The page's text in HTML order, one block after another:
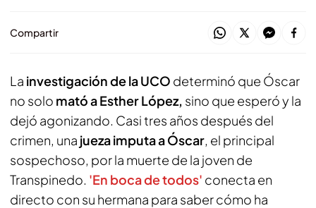
Compartir
La investigación de la UCO determinó que Óscar
no solo mató a Esther López, sino que esperó y la
dejó agonizando. Casi tres años después del
crimen, una jueza imputa a Óscar, el principal
sospechoso, por la muerte de la joven de
Transpinedo. 'En boca de todos' conecta en
directo con su hermana para saber cómo ha